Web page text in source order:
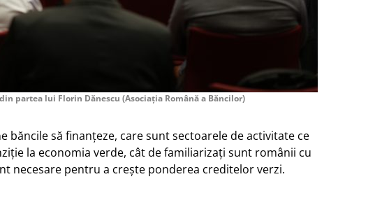
partea lui Florin Dănescu (Asociația Română a Băncilor)
băncile să finanțeze, care sunt sectoarele de activitate ce
la economia verde, cât de familiarizați sunt românii cu
necesare pentru a crește ponderea creditelor verzi.